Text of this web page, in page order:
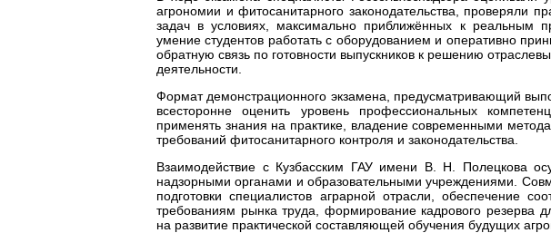
агрономии и фитосанитарного законодательства, проверяли
задач в условиях, максимально приближённых к реальным
умение студентов работать с оборудованием и оперативно
обратную связь по готовности выпускников к решению
деятельности.
Формат демонстрационного экзамена, предусматривающий
всесторонне оценить уровень профессиональных
применять знания на практике, владение современными
требований фитосанитарного контроля и законодательства.
Взаимодействие с Кузбасским ГАУ имени В. Н. Полецкова
надзорными органами и образовательными учреждениями.
подготовки специалистов аграрной отрасли, обеспечение
требованиям рынка труда, формирование кадрового резерва
на развитие практической составляющей обучения будущих